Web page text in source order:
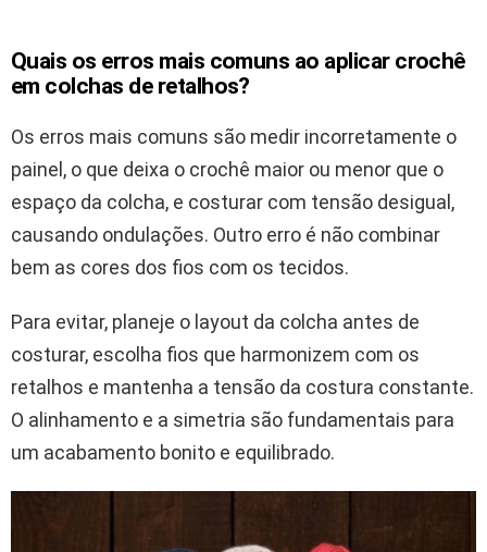
Quais os erros mais comuns ao aplicar crochê
em colchas de retalhos?
Os erros mais comuns são medir incorretamente o
painel, o que deixa o crochê maior ou menor que o
espaço da colcha, e costurar com tensão desigual,
causando ondulações. Outro erro é não combinar
bem as cores dos fios com os tecidos.
Para evitar, planeje o layout da colcha antes de
costurar, escolha fios que harmonizem com os
retalhos e mantenha a tensão da costura constante.
O alinhamento e a simetria são fundamentais para
um acabamento bonito e equilibrado.